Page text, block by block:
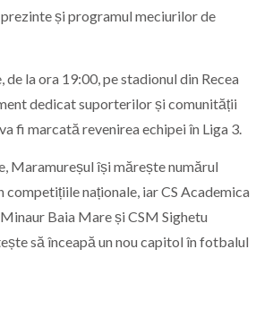
și programul meciurilor de
de la ora 19:00, pe stadionul din Recea
dedicat suporterilor și comunității
fi marcată revenirea echipei în Liga 3.
Maramureșul își mărește numărul
competițiile naționale, iar CS Academica
Baia Mare și CSM Sighetu
să înceapă un nou capitol în fotbalul